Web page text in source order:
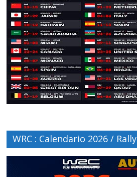
WRC : Calendario 2026 / Rally